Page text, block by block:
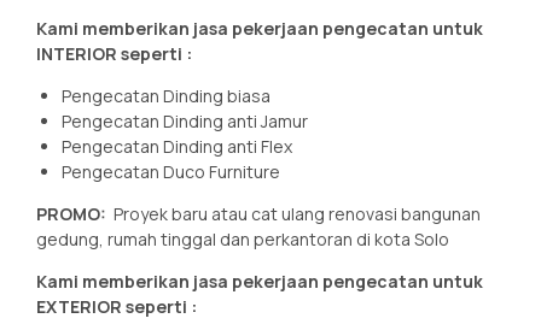
Kami memberikan jasa pekerjaan pengecatan untuk
INTERIOR seperti :
Pengecatan Dinding biasa
Pengecatan Dinding anti Jamur
Pengecatan Dinding anti Flex
Pengecatan Duco Furniture
PROMO: Proyek baru atau cat ulang renovasi bangunan
gedung, rumah tinggal dan perkantoran di kota Solo
Kami memberikan jasa pekerjaan pengecatan untuk
EXTERIOR seperti :